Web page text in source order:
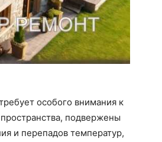
особого внимания к
подвержены
и перепадов температур,